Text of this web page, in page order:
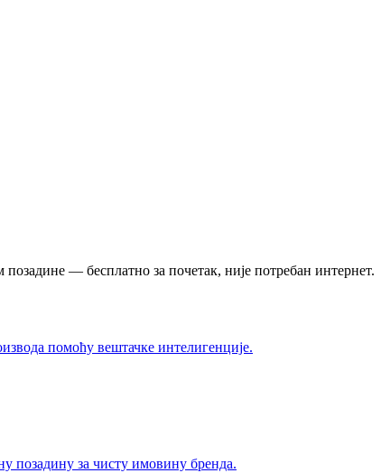
— бесплатно за почетак, није потребан интернет.
помоћу вештачке интелигенције.
позадину за чисту имовину бренда.